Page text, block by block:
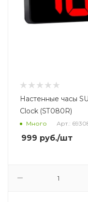
Настенные часы
Clock (ST080R)
Много Арт.:
999 руб./шт